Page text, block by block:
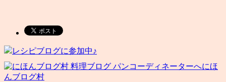
レシピブログに参加中♪
にほ
んブログ村